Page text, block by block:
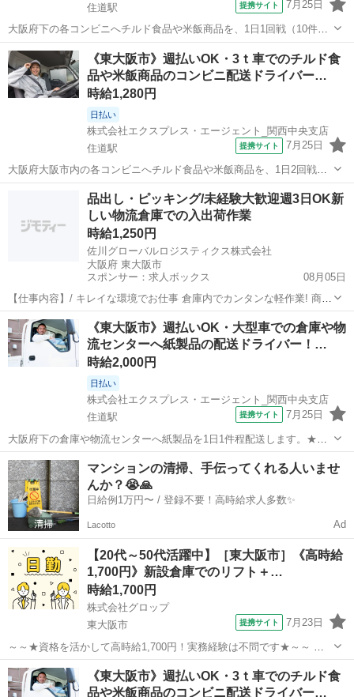
住道駅
提携サイト 7月25日
大阪府下の各コンビニへチルド食品や米飯商品を、1日1回戦（10件
程）を配送します。★ ▼△ 日収例 △▼ 9,090円～12,100円 ▼△
月収例 △▼ 154,000円～218,000円 ☆応募後の流れ☆ 担当者：...
大阪 東大阪市 住道駅 ドライバー
《東大阪市》週払いOK・3ｔ車でのチルド食
品や米飯商品のコンビニ配送ドライバー…
時給1,280円
日払い
株式会社エクスプレス・エージェント_関西中央支店
住道駅
提携サイト 7月25日
大阪府大阪市内の各コンビニへチルド食品や米飯商品を、1日2回戦
（各10件程）を配送します。★ ▼△ 日収例 △▼ 14,400円～16,000
円 ▼△ 月収例 △▼ 244,000円～288,000円 ☆応募後の流れ☆...
東大阪市 ドライバー
品出し・ピッキング/未経験大歓迎週3日OK新
しい物流倉庫での入出荷作業
時給1,250円
佐川グローバルロジスティクス株式会社
大阪府 東大阪市
スポンサー：求人ボックス
08月05日
【仕事内容】/ キレイな環境でお仕事 倉庫内でカンタンな軽作業! 商品
の入荷から 出荷をするまでの作業を お任せします <具体的には…> ピ
ッキング 検品 梱包 など 「新しい仕事をスタートしたい!」 そんな方
にオススメです <作...
アルバイト・パート
《東大阪市》週払いOK・大型車での倉庫や物
流センターへ紙製品の配送ドライバー！…
時給2,000円
日払い
株式会社エクスプレス・エージェント_関西中央支店
住道駅
提携サイト 7月25日
大阪府下の倉庫や物流センターへ紙製品を1日1件程配送します。★
▼△ 日収例 △▼ 10,000円～ ▼△ 月収例 △▼ 120,000円～
140,000円 ☆応募後の流れ☆ 担当者：03-5619-4622より連絡さ...
大阪 東大阪市 ドライバー
マンションの清掃、手伝ってくれる人いませ
んか？😭🙏
日給例1万円〜 / 登録不要！高時給求人多数✨
Lacotto Ad
【20代～50代活躍中】［東大阪市］《高時給
1,700円》新設倉庫でのリフト＋…
時給1,700円
株式会社グロップ
東大阪市
提携サイト 7月23日
～～★資格を活かして高時給1,700円！実務経験は不問です★～～ 新
しくキレイな倉庫でのオープニング募集☆ 勤務時間の選択ができ、ラ
イフスタイルに合わせて働けます◎ 《製品の積み込み作業》 ◆仕事内
容 （雇入れ直後）...
大阪 東大阪市 ドライバー
《東大阪市》週払いOK・3ｔ車でのチルド食
品や米飯商品のコンビニ配送ドライバー…